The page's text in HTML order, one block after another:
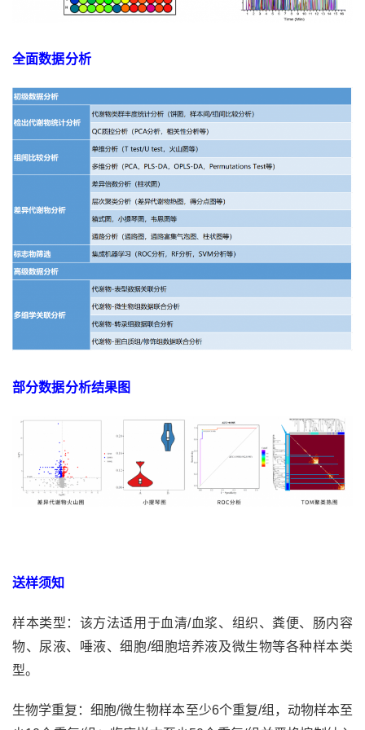
全面数据分析
部分数据分析结果图
送样须知
样本类型：该方法适用于血清/血浆、组织、粪便、肠内容
物、尿液、唾液、细胞/细胞培养液及微生物等各种样本类
型。
生物学重复：细胞/微生物样本至少6个重复/组，动物样本至